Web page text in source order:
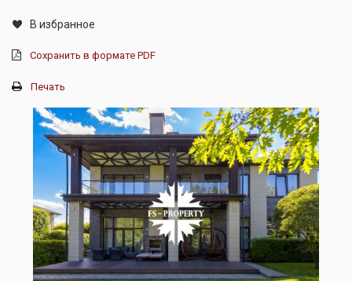
В избранное
Сохранить в формате PDF
Печать